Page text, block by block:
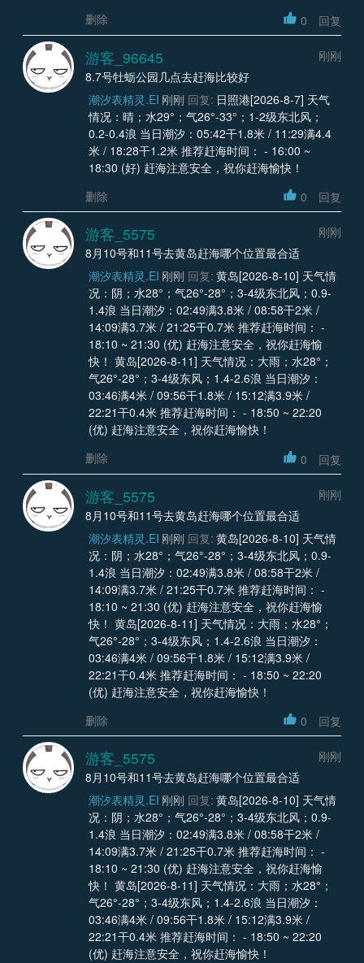
删除
0 回复
游客_96645
刚刚
8.7号牡蛎公园几点去赶海比较好
潮汐表精灵.EI 刚刚 回复: 日照港[2026-8-7] 天气
情况：晴；水29°；气26°-33°；1-2级东北风；
0.2-0.4浪 当日潮汐：05:42干1.8米 / 11:29满4.4
米 / 18:28干1.2米 推荐赶海时间： - 16:00 ~
18:30 (好) 赶海注意安全，祝你赶海愉快！
删除
0 回复
游客_5575
刚刚
8月10号和11号去黄岛赶海哪个位置最合适
潮汐表精灵.EI 刚刚 回复: 黄岛[2026-8-10] 天气情
况：阴；水28°；气26°-28°；3-4级东北风；0.9-
1.4浪 当日潮汐：02:49满3.8米 / 08:58干2米 /
14:09满3.7米 / 21:25干0.7米 推荐赶海时间： -
18:10 ~ 21:30 (优) 赶海注意安全，祝你赶海愉
快！ 黄岛[2026-8-11] 天气情况：大雨；水28°；
气26°-28°；3-4级东风；1.4-2.6浪 当日潮汐：
03:46满4米 / 09:56干1.8米 / 15:12满3.9米 /
22:21干0.4米 推荐赶海时间： - 18:50 ~ 22:20
(优) 赶海注意安全，祝你赶海愉快！
删除
0 回复
游客_5575
刚刚
8月10号和11号去黄岛赶海哪个位置最合适
潮汐表精灵.EI 刚刚 回复: 黄岛[2026-8-10] 天气情
况：阴；水28°；气26°-28°；3-4级东北风；0.9-
1.4浪 当日潮汐：02:49满3.8米 / 08:58干2米 /
14:09满3.7米 / 21:25干0.7米 推荐赶海时间： -
18:10 ~ 21:30 (优) 赶海注意安全，祝你赶海愉
快！ 黄岛[2026-8-11] 天气情况：大雨；水28°；
气26°-28°；3-4级东风；1.4-2.6浪 当日潮汐：
03:46满4米 / 09:56干1.8米 / 15:12满3.9米 /
22:21干0.4米 推荐赶海时间： - 18:50 ~ 22:20
(优) 赶海注意安全，祝你赶海愉快！
删除
0 回复
游客_5575
刚刚
8月10号和11号去黄岛赶海哪个位置最合适
潮汐表精灵.EI 刚刚 回复: 黄岛[2026-8-10] 天气情
况：阴；水28°；气26°-28°；3-4级东北风；0.9-
1.4浪 当日潮汐：02:49满3.8米 / 08:58干2米 /
14:09满3.7米 / 21:25干0.7米 推荐赶海时间： -
18:10 ~ 21:30 (优) 赶海注意安全，祝你赶海愉
快！ 黄岛[2026-8-11] 天气情况：大雨；水28°；
气26°-28°；3-4级东风；1.4-2.6浪 当日潮汐：
03:46满4米 / 09:56干1.8米 / 15:12满3.9米 /
22:21干0.4米 推荐赶海时间： - 18:50 ~ 22:20
(优) 赶海注意安全，祝你赶海愉快！